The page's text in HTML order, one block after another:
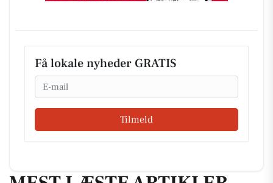
Få lokale nyheder GRATIS
Email
Tilmeld